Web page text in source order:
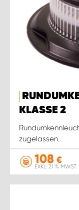
KLASSE 2
zugelassen.
108 €
EXKL. 21 % MWST.